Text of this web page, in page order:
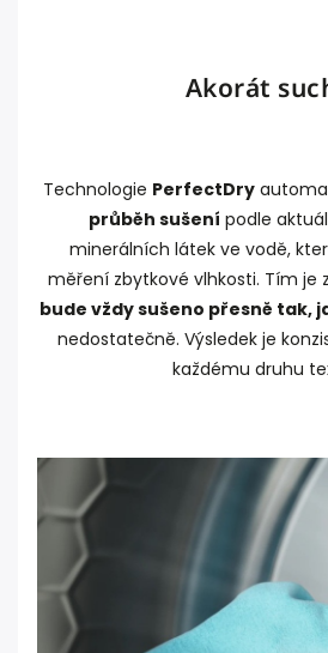
Akorát
Technologie PerfectDry
průběh sušení podle
minerálních látek ve vodě,
měření zbytkové vlhkosti. Tím je
bude vždy sušeno přesně tak,
nedostatečně. Výsledek je
každému druhu